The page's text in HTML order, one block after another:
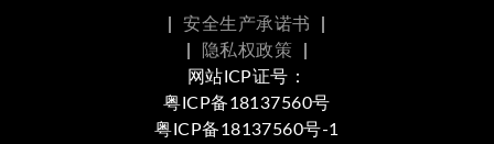
安全生产承诺书
隐私权政策
网站ICP证号：
粤ICP备18137560号
粤ICP备18137560号-1